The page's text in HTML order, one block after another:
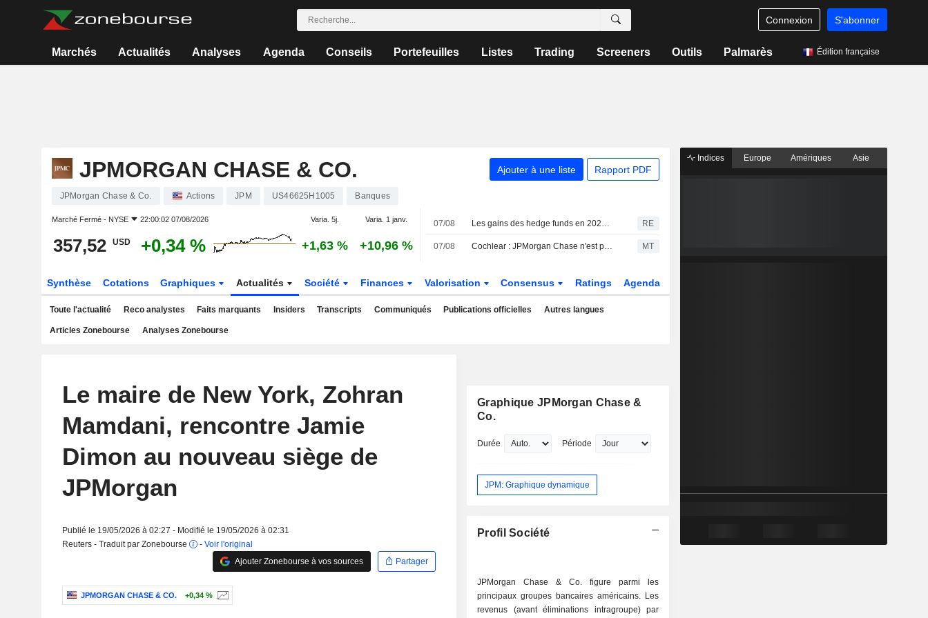
Connexion S'abonner
Marchés Actualités Analyses Agenda Conseils Portefeuilles Listes Trading Screeners Outils Palmarès Édition française
JPMORGAN CHASE & CO. Ajouter à une liste Rapport PDF
JPMorgan Chase & Co. Actions JPM US46625H1005 Banques
Marché Fermé - NYSE 22:00:02 07/08/2026 Varia. 5j. Varia. 1 janv.
357,52 USD +0,34 % +1,63 % +10,96 %
07/08 Les gains des hedge funds en 2024 entamés par les valeurs technologiques en juillet, selon JPMorgan RE
07/08 Cochlear : JPMorgan Chase n'est plus un actionnaire substantiel MT
Synthèse Cotations Graphiques Actualités Société Finances Valorisation Consensus Ratings Agenda
Toute l'actualité Reco analystes Faits marquants Insiders Transcripts Communiqués Publications officielles Autres langues
Articles Zonebourse Analyses Zonebourse
Le maire de New York, Zohran
Mamdani, rencontre Jamie
Dimon au nouveau siège de
JPMorgan
Publié le 19/05/2026 à 02:27 - Modifié le 19/05/2026 à 02:31
Reuters - Traduit par Zonebourse
- Voir l'original
Ajouter Zonebourse à vos sources
Partager
JPMORGAN CHASE & CO. +0,34 %
Graphique JPMorgan Chase &
Co.
Durée Période
JPM: Graphique dynamique
Profil Société
JPMorgan Chase & Co. figure parmi les
principaux groupes bancaires américains. Les
revenus (avant éliminations intragroupe) par
Indices Europe Amériques Asie